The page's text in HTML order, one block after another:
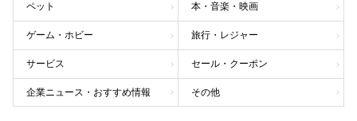
ペット 本・音楽・映画
ゲーム・ホビー 旅行・レジャー
サービス セール・クーポン
企業ニュース・おすすめ情報 その他